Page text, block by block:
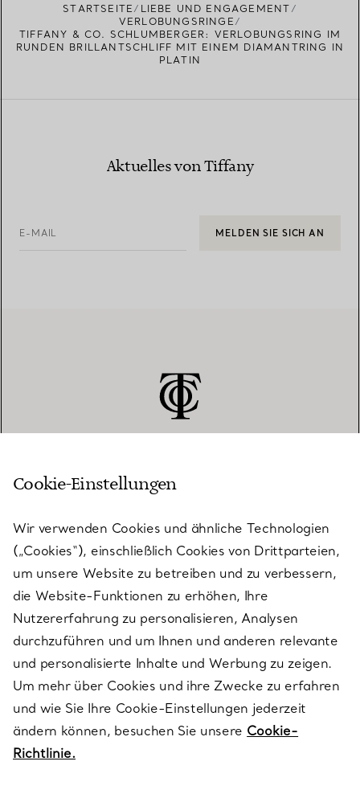
STARTSEITE
LIEBE UND ENGAGEMENT
VERLOBUNGSRINGE
TIFFANY & CO. SCHLUMBERGER: VERLOBUNGSRING IM
RUNDEN BRILLANTSCHLIFF MIT EINEM DIAMANTRING IN
PLATIN
Aktuelles von Tiffany
E-MAIL MELDEN SIE SICH AN
KUNDENSERVICE
SERVICES
ÜBER TIFFANY & CO.
RECHTLICHE HINWEISE
FOLGEN SIE UNS
Cookie-Einstellungen
Wir verwenden Cookies und ähnliche Technologien
(„Cookies“), einschließlich Cookies von Drittparteien,
um unsere Website zu betreiben und zu verbessern,
die Website-Funktionen zu erhöhen, Ihre
Nutzererfahrung zu personalisieren, Analysen
durchzuführen und um Ihnen und anderen relevante
und personalisierte Inhalte und Werbung zu zeigen.
Um mehr über Cookies und ihre Zwecke zu erfahren
und wie Sie Ihre Cookie-Einstellungen jederzeit
ändern können, besuchen Sie unsere Cookie-
Richtlinie.